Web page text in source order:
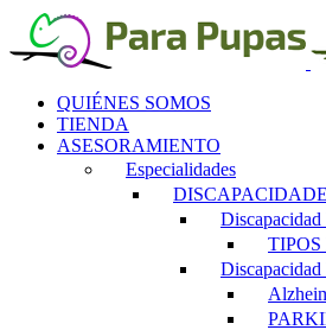
Saltar
contenido
QUIÉNES SOMOS
TIENDA
ASESORAMIENTO
Especialidades
Discapacidad
Discapacidad